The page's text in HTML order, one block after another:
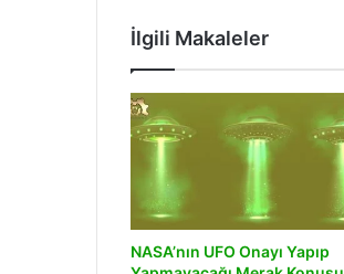
İlgili Makaleler
NASA’nın UFO Onayı Yapıp